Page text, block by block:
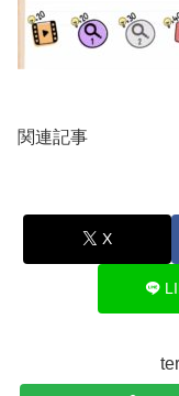
関連記事
X